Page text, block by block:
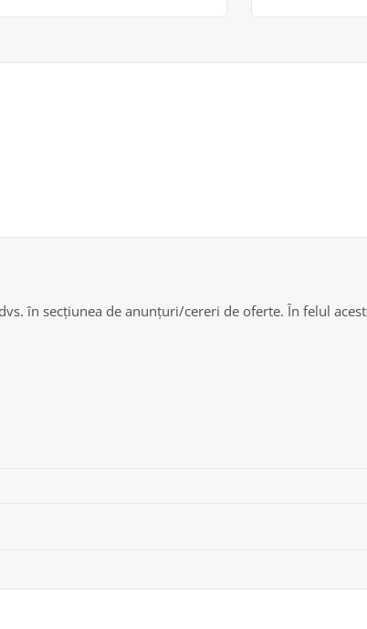
în secțiunea de anunțuri/cereri de oferte. În felul